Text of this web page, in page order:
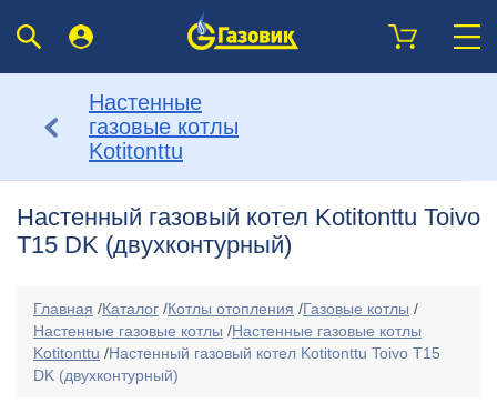
Настенные
газовые котлы
Kotitonttu
Настенный газовый котел Kotitonttu Toivo
T15 DK (двухконтурный)
Главная /Каталог /Котлы отопления /Газовые котлы /
Настенные газовые котлы /Настенные газовые котлы
Kotitonttu /Настенный газовый котел Kotitonttu Toivo T15
DK (двухконтурный)